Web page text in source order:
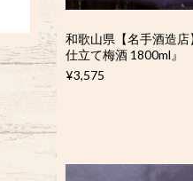
和歌山県【名手酒造
仕立て梅酒 1800ml』
¥3,575